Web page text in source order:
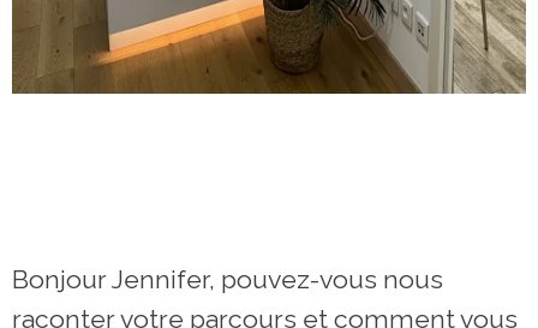
Bonjour Jennifer, pouvez-vous nous
raconter votre parcours et comment vous